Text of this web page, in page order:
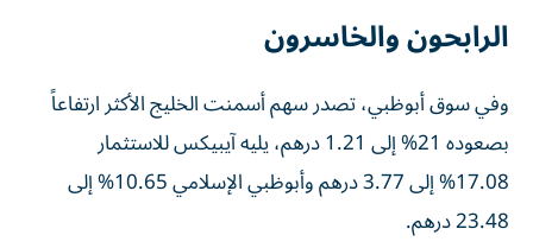
الرابحون والخاسرون
وفي سوق أبوظبي، تصدر سهم أسمنت الخليج الأكثر ارتفاعاً
بصعوده 21% إلى 1.21 درهم، يليه آيبيكس للاستثمار
17.08% إلى 3.77 درهم وأبوظبي الإسلامي 10.65% إلى
23.48 درهم.